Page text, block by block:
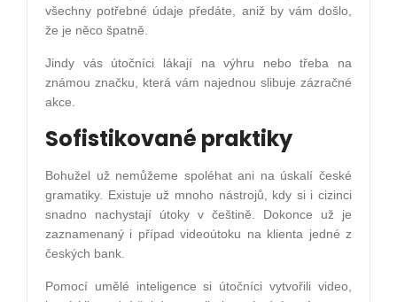
všechny potřebné údaje předáte, aniž by vám došlo,
že je něco špatně.
Jindy vás útočníci lákají na výhru nebo třeba na
známou značku, která vám najednou slibuje zázračné
akce.
Sofistikované praktiky
Bohužel už nemůžeme spoléhat ani na úskalí české
gramatiky. Existuje už mnoho nástrojů, kdy si i cizinci
snadno nachystají útoky v češtině. Dokonce už je
zaznamenaný i případ videoútoku na klienta jedné z
českých bank.
Pomocí umělé inteligence si útočníci vytvořili video,